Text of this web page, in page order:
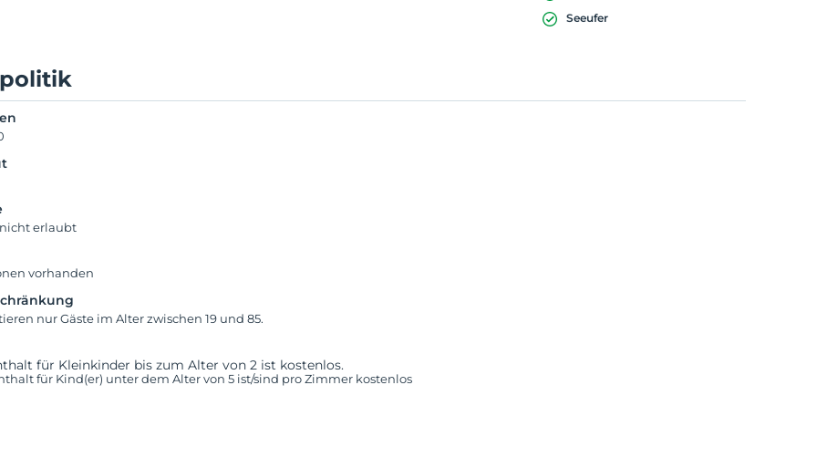
Seeufer
erlaubt
vorhanden
nur Gäste im Alter zwischen 19 und 85.
für Kleinkinder bis zum Alter von 2 ist kostenlos.
für Kind(er) unter dem Alter von 5 ist/sind pro Zimmer kostenlos